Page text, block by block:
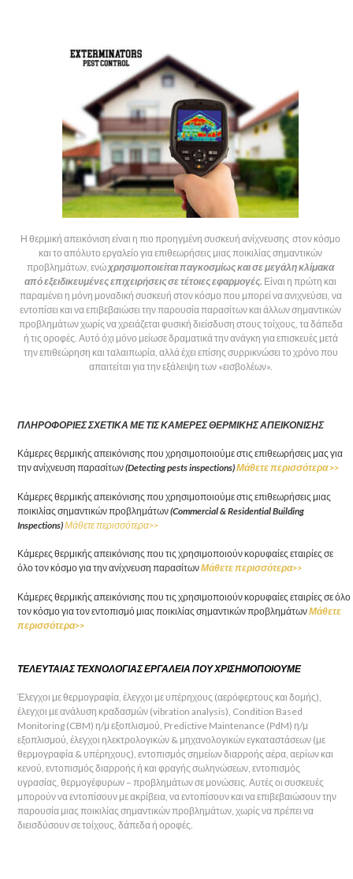
Η θερμική απεικόνιση είναι η πιο προηγμένη συσκευή ανίχνευσης στον κόσμο
και το απόλυτο εργαλείο για επιθεωρήσεις μιας ποικιλίας σημαντικών
προβλημάτων, ενώχρησιμοποιείται παγκοσμίως και σε μεγάλη κλίμακα
από εξειδικευμένες επιχειρήσεις σε τέτοιες εφαρμογές. Είναι η πρώτη και
παραμένει η μόνη μοναδική συσκευή στον κόσμο που μπορεί να ανιχνεύσει, να
εντοπίσει και να επιβεβαιώσει την παρουσία παρασίτων και άλλων σημαντικών
προβλημάτων χωρίς να χρειάζεται φυσική διείσδυση στους τοίχους, τα δάπεδα
ή τις οροφές. Αυτό όχι μόνο μείωσε δραματικά την ανάγκη για επισκευές μετά
την επιθεώρηση και ταλαιπωρία, αλλά έχει επίσης συρρικνώσει το χρόνο που
απαιτείται για την εξάλειψη των «εισβολέων».
ΠΛΗΡΟΦΟΡΙΕΣ ΣΧΕΤΙΚΑ ΜΕ ΤΙΣ ΚΑΜΕΡΕΣ ΘΕΡΜΙΚΗΣ ΑΠΕΙΚΟΝΙΣΗΣ
Κάμερες θερμικής απεικόνισης που χρησιμοποιούμε στις επιθεωρήσεις μας για
την ανίχνευση παρασίτων(Detecting pests inspections)Μάθετε περισσότερα >>
Κάμερες θερμικής απεικόνισης που χρησιμοποιούμε στις επιθεωρήσεις μιας
ποικιλίας σημαντικών προβλημάτων(Commercial & Residential Building
Inspections)Μάθετε περισσότερα>>
Κάμερες θερμικής απεικόνισης που τις χρησιμοποιούν κορυφαίες εταιρίες σε
όλο τον κόσμο για την ανίχνευση παρασίτωνΜάθετε περισσότερα>>
Κάμερες θερμικής απεικόνισης που τις χρησιμοποιούν κορυφαίες εταιρίες σε όλο
τον κόσμο για τον εντοπισμό μιας ποικιλίας σημαντικών προβλημάτωνΜάθετε
περισσότερα>>
ΤΕΛΕΥΤΑΙΑΣ ΤΕΧΝΟΛΟΓΙΑΣ ΕΡΓΑΛΕΙΑ ΠΟΥ ΧΡΙΣΗΜΟΠΟΙΟΥΜΕ
Έλεγχοι με θερμογραφία, έλεγχοι με υπέρηχους (αερόφερτους και δομής),
έλεγχοι με ανάλυση κραδασμών (vibration analysis), Condition Based
Monitoring (CBM) η/μ εξοπλισμού, Predictive Maintenance (PdM) η/μ
εξοπλισμού, έλεγχοι ηλεκτρολογικών & μηχανολογικών εγκαταστάσεων (με
θερμογραφία & υπέρηχους), εντοπισμός σημείων διαρροής αέρα, αερίων και
κενού, εντοπισμός διαρροής ή και φραγής σωληνώσεων, εντοπισμός
υγρασίας, θερμογέφυρων – προβλημάτων σε μονώσεις. Αυτές οι συσκευές
μπορούν να εντοπίσουν με ακρίβεια, να εντοπίσουν και να επιβεβαιώσουν την
παρουσία μιας ποικιλίας σημαντικών προβλημάτων, χωρίς να πρέπει να
διεισδύσουν σε τοίχους, δάπεδα ή οροφές.